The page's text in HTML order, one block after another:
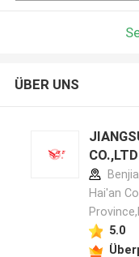
ÜBER UNS
Hai'an
5.0